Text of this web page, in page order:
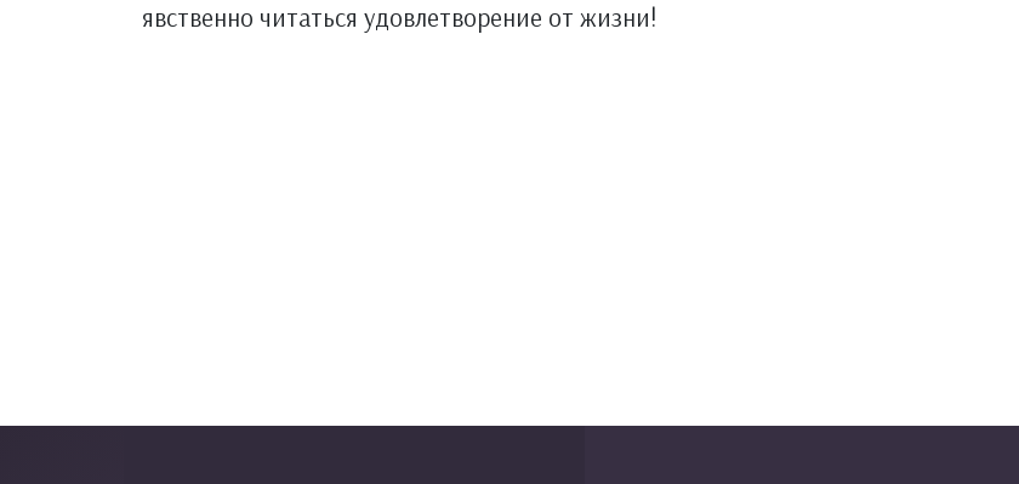
явственно читаться удовлетворение от жизни!